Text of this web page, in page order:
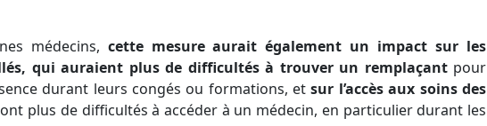
médecins, cette mesure aurait également un impact sur les
qui auraient plus de difficultés à trouver un remplaçantpour
durant leurs congés ou formations, etsur l’accès aux soins des
plus de difficultés à accéder à un médecin, en particulier durant les